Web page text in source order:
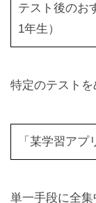
テスト後のお
1年生）
特定のテストを
「某学習アプ
単一手段に全集